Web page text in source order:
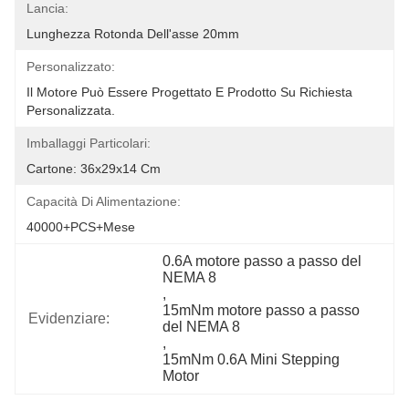
Lancia:
Lunghezza Rotonda Dell'asse 20mm
Personalizzato:
Il Motore Può Essere Progettato E Prodotto Su Richiesta
Personalizzata.
Imballaggi Particolari:
Cartone: 36x29x14 Cm
Capacità Di Alimentazione:
40000+PCS+Mese
Evidenziare:
0.6A motore passo a passo del
NEMA 8
,
15mNm motore passo a passo
del NEMA 8
,
15mNm 0.6A Mini Stepping
Motor